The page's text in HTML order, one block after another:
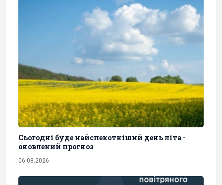
Сьогодні буде найспекотніший день літа -
оновлений прогноз
06.08.2026